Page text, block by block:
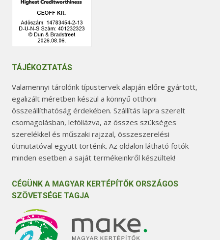
TÁJÉKOZTATÁS
Valamennyi tárolónk típustervek alapján előre gyártott,
egalizált méretben készül a könnyű otthoni
összeállíthatóság érdekében. Szállítás lapra szerelt
csomagolásban, lefóliázva, az összes szükséges
szerelékkel és műszaki rajzzal, összeszerelési
útmutatóval együtt történik. Az oldalon látható fotók
minden esetben a saját termékeinkről készültek!
CÉGÜNK A MAGYAR KERTÉPÍTŐK ORSZÁGOS
SZÖVETSÉGE TAGJA